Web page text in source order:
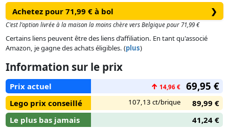
charger et décharger, ou des rochers et des briques à
déplacer avec différents engins de chantier LEGO® DUPLO®.
Ils peuvent construire un bulldozer avec un godet articulé, un
rotative et une grue à bras et godet articulés. Les briques
permettent également de construire une grande grue, une
station de chargement, ainsi qu’un pont sous lequel les
véhicules peuvent passer.
Achetez pour 71,99 € à bol ❯
C'est l'option livrée à la maison la moins chère vers Belgique pour 71,99 €
Certains liens peuvent être des liens d’affiliation. En tant qu'associé
Amazon, je gagne des achats éligibles. (plus)
Information sur le prix
Prix actuel ↑ 14,96 € 69,95 €
Lego prix conseillé 107,13 ct/brique
89,99 €
Le plus bas jamais
41,24 €